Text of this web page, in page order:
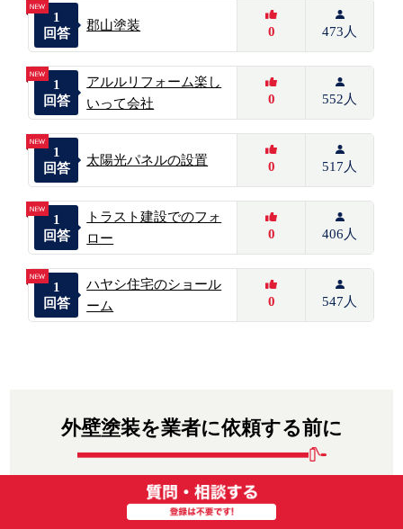
1
回答
郡山塗装 0 473人
1
回答
アルルリフォーム楽し
いって会社
0 552人
1
回答
太陽光パネルの設置 0 517人
1
回答
トラスト建設でのフォ
ロー
0 406人
1
回答
ハヤシ住宅のショール
ーム
0 547人
外壁塗装を業者に依頼する前に